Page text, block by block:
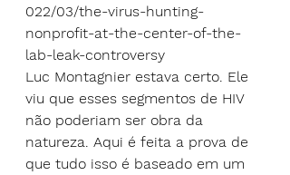
022/03/the-virus-hunting-
nonprofit-at-the-center-of-the-
lab-leak-controversy
Luc Montagnier estava certo. Ele
viu que esses segmentos de HIV
não poderiam ser obra da
natureza. Aqui é feita a prova de
que tudo isso é baseado em um